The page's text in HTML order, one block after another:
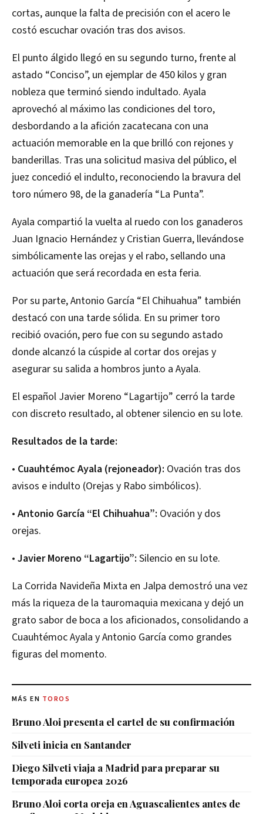
cortas, aunque la falta de precisión con el acero le
costó escuchar ovación tras dos avisos.
El punto álgido llegó en su segundo turno, frente al
astado “Conciso”, un ejemplar de 450 kilos y gran
nobleza que terminó siendo indultado. Ayala
aprovechó al máximo las condiciones del toro,
desbordando a la afición zacatecana con una
actuación memorable en la que brilló con rejones y
banderillas. Tras una solicitud masiva del público, el
juez concedió el indulto, reconociendo la bravura del
toro número 98, de la ganadería “La Punta”.
Ayala compartió la vuelta al ruedo con los ganaderos
Juan Ignacio Hernández y Cristian Guerra, llevándose
simbólicamente las orejas y el rabo, sellando una
actuación que será recordada en esta feria.
Por su parte, Antonio García “El Chihuahua” también
destacó con una tarde sólida. En su primer toro
recibió ovación, pero fue con su segundo astado
donde alcanzó la cúspide al cortar dos orejas y
asegurar su salida a hombros junto a Ayala.
El español Javier Moreno “Lagartijo” cerró la tarde
con discreto resultado, al obtener silencio en su lote.
Resultados de la tarde:
• Cuauhtémoc Ayala (rejoneador): Ovación tras dos
avisos e indulto (Orejas y Rabo simbólicos).
•Antonio García “El Chihuahua”: Ovación y dos
orejas.
• Javier Moreno “Lagartijo”: Silencio en su lote.
La Corrida Navideña Mixta en Jalpa demostró una vez
más la riqueza de la tauromaquia mexicana y dejó un
grato sabor de boca a los aficionados, consolidando a
Cuauhtémoc Ayala y Antonio García como grandes
figuras del momento.
MÁS EN TOROS
Bruno Aloi presenta el cartel de su confirmación
Silveti inicia en Santander
Diego Silveti viaja a Madrid para preparar su
temporada europea 2026
Bruno Aloi corta oreja en Aguascalientes antes de